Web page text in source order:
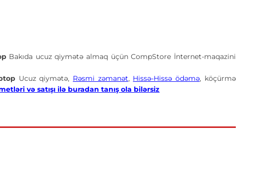
Bakıda ucuz qiymətə almaq üçün CompStore İnternet-maqazini
Ucuz qiymətə, Rəsmi zəmanət, Hissə-Hissə ödəmə, köçürmə
və satışı ilə buradan tanış ola bilərsiz